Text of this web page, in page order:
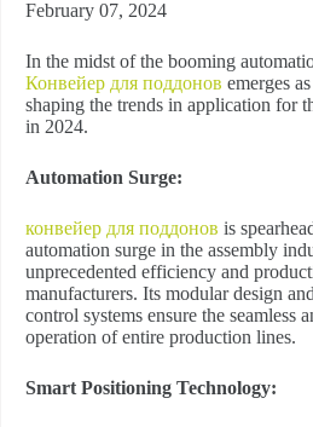
February 07, 2024
In the midst of the booming
Конвейер для поддонов emerges
shaping the trends in application for
in 2024.
Automation Surge:
конвейер для поддонов is
automation surge in the assembly
unprecedented efficiency and
manufacturers. Its modular design
control systems ensure the seamless
operation of entire production lines.
Smart Positioning Technology: